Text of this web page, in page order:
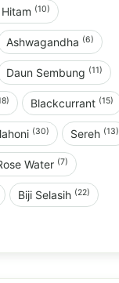
(10)
Ashwagandha (6)
Daun Sembung (11)
Blackcurrant (15)
(30) Sereh (13)
Water (7)
Biji Selasih (22)